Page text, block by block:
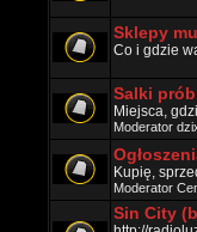
Sklepy
Co i gdzie
Salki prób
Miejsca,
Moderator
Kupię,
Moderator
Sin City